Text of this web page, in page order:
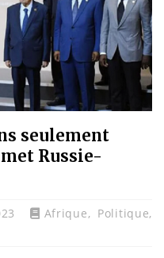
Bénin :
seulement
Russie-
Afrique, Politique,